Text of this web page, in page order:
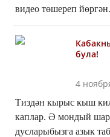
видео төшереп йөргән.
була!
4
Тиздән кырыс кыш
каплар. Ә мондый
дусларыбызга азык